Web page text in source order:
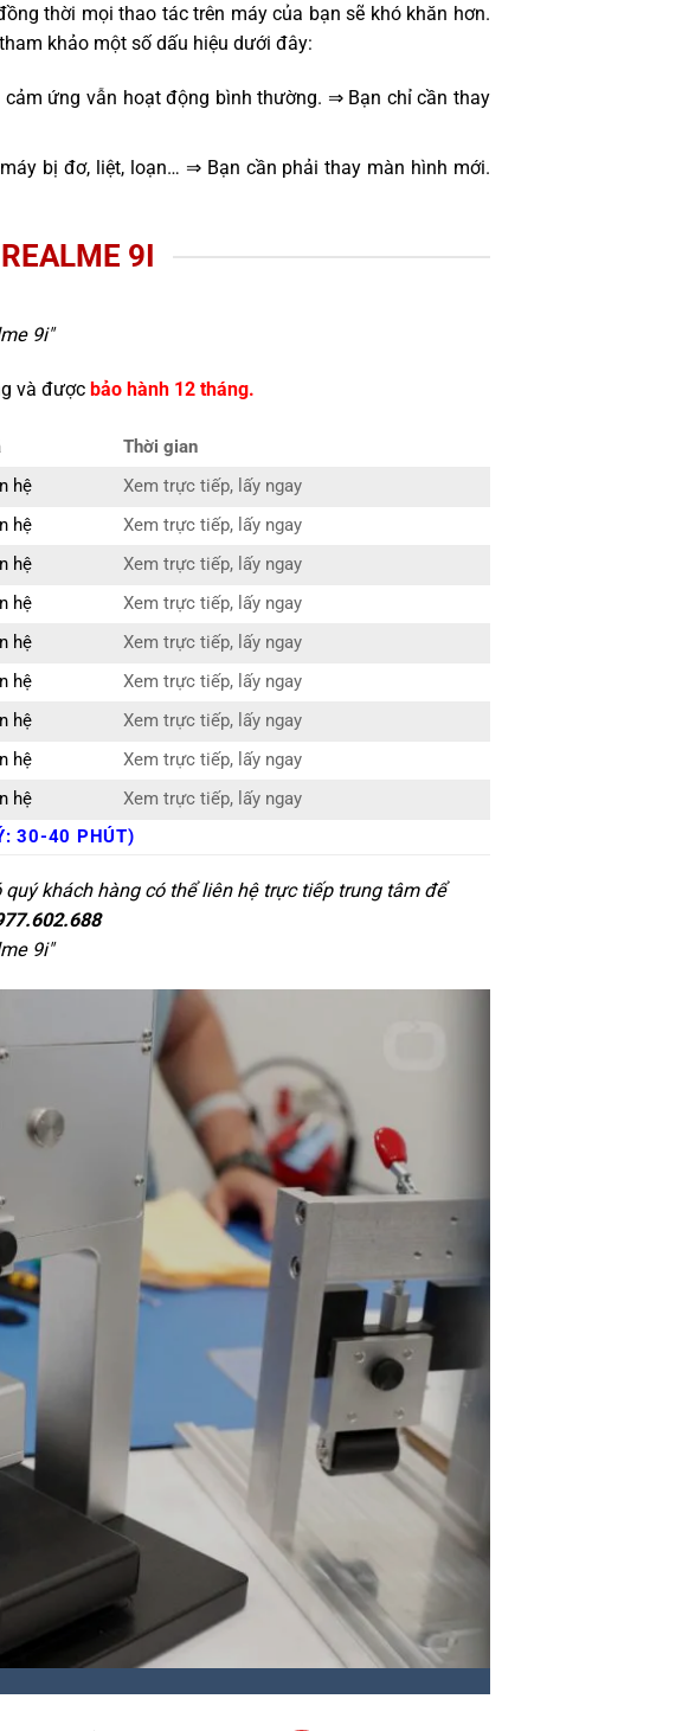
thời mọi thao tác trên máy của bạn sẽ khó khăn hơn.
khảo một số dấu hiệu dưới đây:
ứng vẫn hoạt động bình thường. ⇒ Bạn chỉ cần thay
bị đơ, liệt, loạn… ⇒ Bạn cần phải thay màn hình mới.
9I
9i"
và được bảo hành 12 tháng.
Thời gian
hệ
Xem trực tiếp, lấy ngay
hệ
Xem trực tiếp, lấy ngay
hệ
Xem trực tiếp, lấy ngay
hệ
Xem trực tiếp, lấy ngay
hệ
Xem trực tiếp, lấy ngay
hệ
Xem trực tiếp, lấy ngay
hệ
Xem trực tiếp, lấy ngay
hệ
Xem trực tiếp, lấy ngay
hệ
Xem trực tiếp, lấy ngay
30-40 PHÚT)
khách hàng có thể liên hệ trực tiếp trung tâm để
9i"